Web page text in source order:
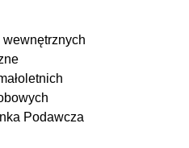
wewnętrznych
Podawcza